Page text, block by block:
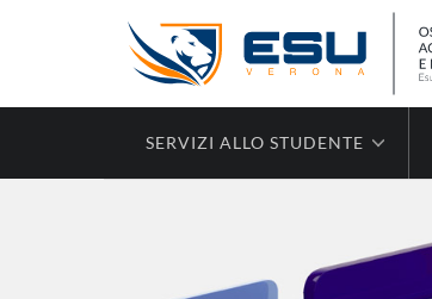
SERVIZI ALLO STUDENTE